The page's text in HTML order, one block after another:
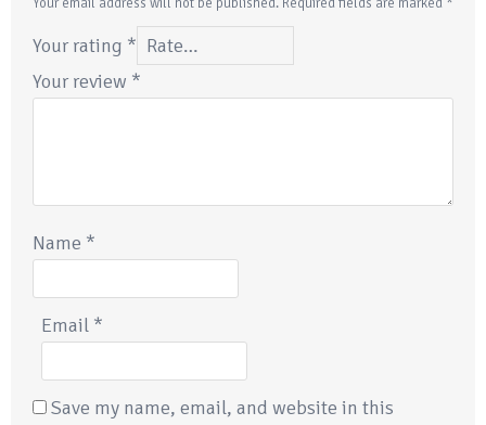
Your rating *
Your review *
Name *
Email *
Save my name, email, and website in this